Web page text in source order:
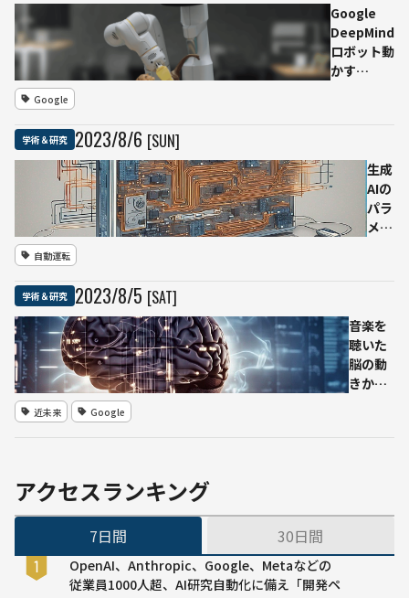
「ト
ーク
ン」
数最
クス
フォ
ード
大研
も指
摘
Google
DeepMind
ロボット動
かす
に動作
Google
学術＆研究 2023/8/6 [SUN]
生成
AIの
パラ
メー
アル
ゴリ
ズム
中部
ロボ
への
自動運転
学術＆研究 2023/8/5 [SAT]
音楽を
聴いた
脳の動
きから
近未来 Google
アクセスランキング
7日間 30日間
OpenAI、Anthropic、Google、Metaなどの
従業員1000人超、AI研究自動化に備え「開発ペ